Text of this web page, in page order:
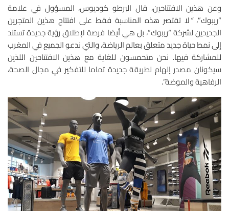
وعن هذين الافتتاحين، قال البرطو كوديوس، المسؤول في علامة
“ريبوك”،“لا تقتصر هذه المناسبة فقط على افتتاح هذين المتجرين
الجديدين لشركة “ريبوك”، بل هي أيضا فرصة لإطلاق رؤية جديدة تستند
إلى نمط حياة جديد متعلق بعالم الرياضة، والتي ندعو الجميع في المغرب
للمشاركة فيها. نحن متحمسون للغاية مع هذين الافتتاحين اللذين
سيكونان مصدر إلهام لطريقة جديدة تماما للتفكير في مجال الصحة،
الرفاهية والموضة”.